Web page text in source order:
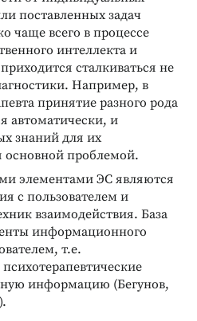
поставленных задач
чаще всего в процессе
интеллекта и
сталкиваться не
Например, в
принятие разного рода
автоматически, и
знаний для их
основной проблемой.
элементами ЭС являются
с пользователем и
взаимодействия. База
информационного
т.е.
информацию (Бегунов,